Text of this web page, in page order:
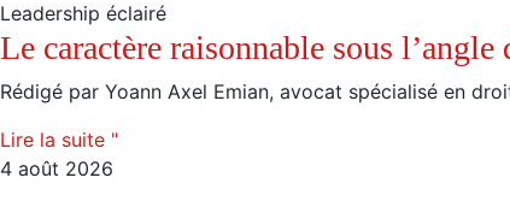
Leadership éclairé
Le caractère raisonnable sous
Rédigé par Yoann Axel Emian, avocat spécialisé en
Lire la suite "
4 août 2026